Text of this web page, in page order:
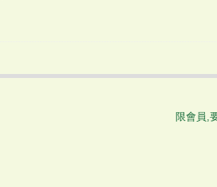
限會員,